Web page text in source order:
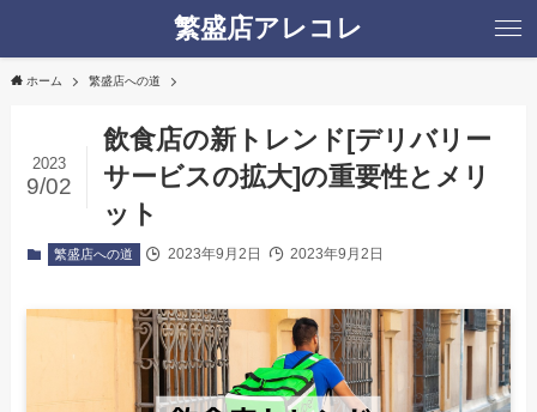
繁盛店アレコレ
ホーム 繁盛店への道
飲食店の新トレンド[デリバリー
サービスの拡大]の重要性とメリ
ット
2023
9/02
繁盛店への道 2023年9月2日 2023年9月2日